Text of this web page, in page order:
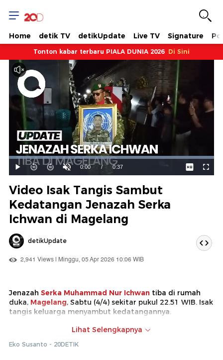
Home detik TV detikUpdate Live TV Signature
Tonton kabar terbaru PIALA DUNIA 2026 Di Sini
Mainkan
Suara
Hidup
Waktu
ini
0:00 / Durasi
0:37
Dimuat:
100.00%
Video Isak Tangis Sambut
Kedatangan Jenazah Serka
Ichwan di Magelang
detikUpdate
2,941 Views | Minggu, 05 Apr 2026 10:06 WIB
Jenazah Serka Muhammad Nur Ichwan tiba di rumah
duka, Magelang, Sabtu (4/4) sekitar pukul 22.51 WIB. Isak
tangis keluarga menyambut kedatangannya.
Diketahui, Serka Ichwan gugur saat bertugas menjadi
serangan Israel.
Lihat Selengkapnya
Eko Susanto - 20DETIK